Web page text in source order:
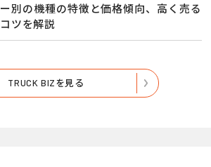
ー別の機種の特徴と価格傾向、高く売る
コツを解説
TRUCK BIZを見る